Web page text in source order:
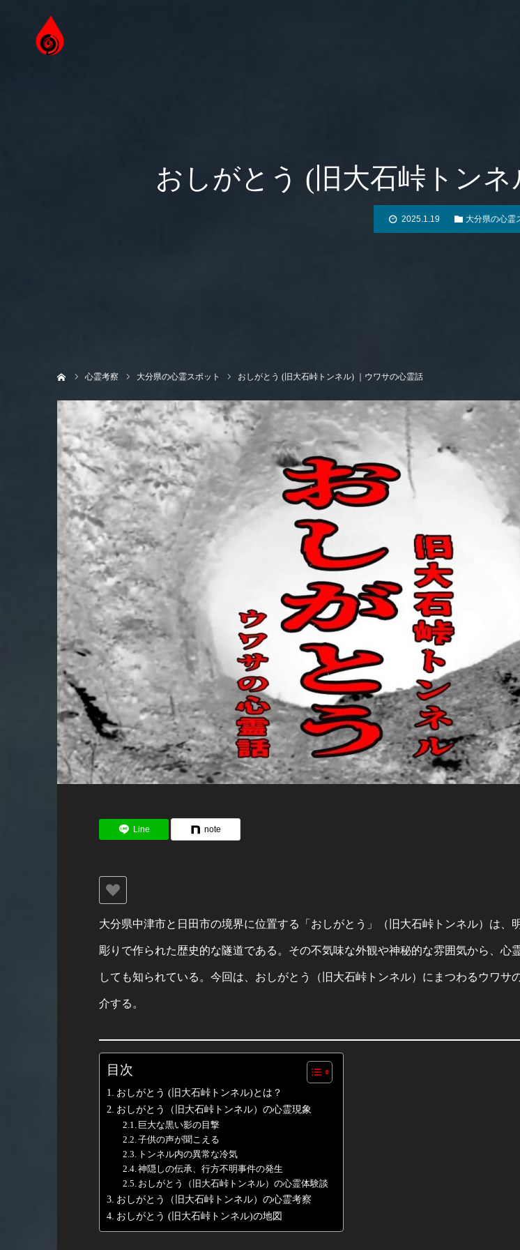
おしがとう (旧大石峠トン
2025.1.19 大分県の心霊
心霊考察 大分県の心霊スポット おしがとう (旧大石峠トンネル) ｜ウワサの心霊話
Line note
大分県中津市と日田市の境界に位置する「おしがとう」（旧大石峠トンネル）は、
彫りで作られた歴史的な隧道である。その不気味な外観や神秘的な雰囲気から、心
しても知られている。今回は、おしがとう（旧大石峠トンネル）にまつわるウワサ
介する。
目次
おしがとう (旧大石峠トンネル)とは？
おしがとう（旧大石峠トンネル）の心霊現象
巨大な黒い影の目撃
子供の声が聞こえる
トンネル内の異常な冷気
神隠しの伝承、行方不明事件の発生
おしがとう（旧大石峠トンネル）の心霊体験談
おしがとう（旧大石峠トンネル）の心霊考察
おしがとう (旧大石峠トンネル)の地図